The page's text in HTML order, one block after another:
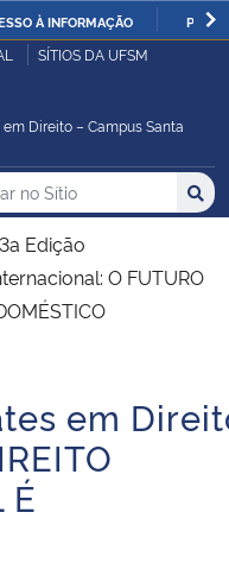
À INFORMAÇÃO
SÍTIOS DA UFSM
Direito – Campus Santa
no no Sítio
Edição
O FUTURO
em
É